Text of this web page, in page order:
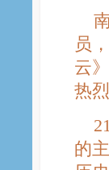
南
员
云
热
21
的